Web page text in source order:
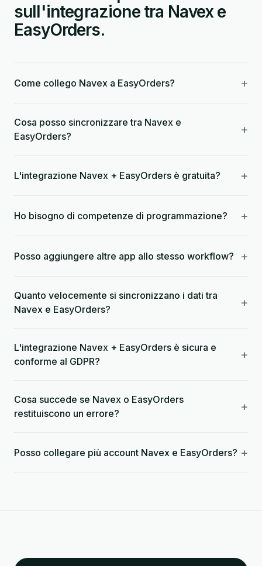
sull'integrazione tra Navex e
EasyOrders.
Come collego Navex a EasyOrders? +
Cosa posso sincronizzare tra Navex e
EasyOrders?
+
L'integrazione Navex + EasyOrders è gratuita? +
Ho bisogno di competenze di programmazione? +
Posso aggiungere altre app allo stesso workflow? +
Quanto velocemente si sincronizzano i dati tra
Navex e EasyOrders?
+
L'integrazione Navex + EasyOrders è sicura e
conforme al GDPR?
+
Cosa succede se Navex o EasyOrders
restituiscono un errore?
+
Posso collegare più account Navex e EasyOrders? +